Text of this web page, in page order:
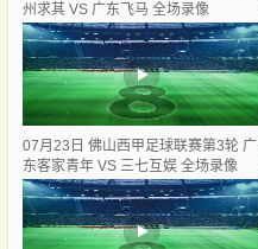
州求其 VS 广东飞马 全场录像
07月23日 佛山西甲足球联赛第3轮 广
东客家青年 VS 三七互娱 全场录像